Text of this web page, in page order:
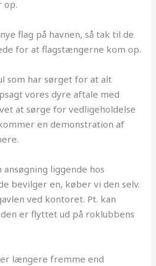
op.
flag på havnen, så tak til de
for at flagstængerne kom op.
som har sørget for at alt
vores dyre aftale med
at sørge for vedligeholdelse
en demonstration af
liggende hos
bevilger en, køber vi den selv.
ved kontoret. Pt. kan
er flyttet ud på roklubbens
længere fremme end